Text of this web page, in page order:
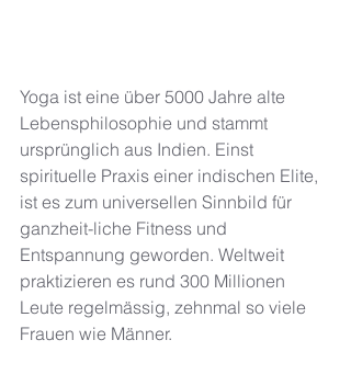
Yoga ist eine über 5000 Jahre alte
Lebensphilosophie und stammt
ursprünglich aus Indien. Einst
spirituelle Praxis einer indischen Elite,
ist es zum universellen Sinnbild für
ganzheit-liche Fitness und
Entspannung geworden. Weltweit
praktizieren es rund 300 Millionen
Leute regelmässig, zehnmal so viele
Frauen wie Männer.